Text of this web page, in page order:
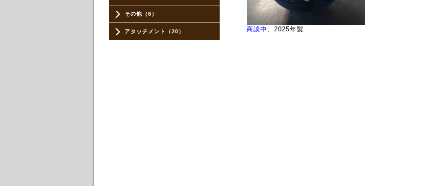
その他（6）
アタッチメント（20） 商談中 、2025年製